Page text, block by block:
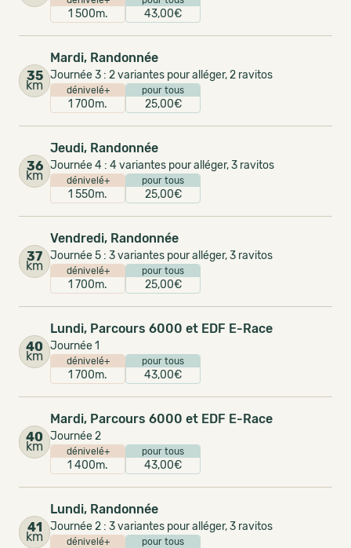
1 500m. 43,00€
35
km
Mardi, Randonnée
Journée 3 : 2 variantes pour alléger, 2 ravitos
dénivelé+
1 700m.
pour tous
25,00€
36
km
Jeudi, Randonnée
Journée 4 : 4 variantes pour alléger, 3 ravitos
dénivelé+
1 550m.
pour tous
25,00€
37
km
Vendredi, Randonnée
Journée 5 : 3 variantes pour alléger, 3 ravitos
dénivelé+
1 700m.
pour tous
25,00€
40
km
Lundi, Parcours 6000 et EDF E-Race
Journée 1
dénivelé+
1 700m.
pour tous
43,00€
40
km
Mardi, Parcours 6000 et EDF E-Race
Journée 2
dénivelé+
1 400m.
pour tous
43,00€
41
km
Lundi, Randonnée
Journée 2 : 3 variantes pour alléger, 3 ravitos
dénivelé+ pour tous